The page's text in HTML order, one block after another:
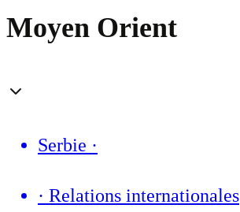
Moyen Orient
Serbie ·
· Relations internationales